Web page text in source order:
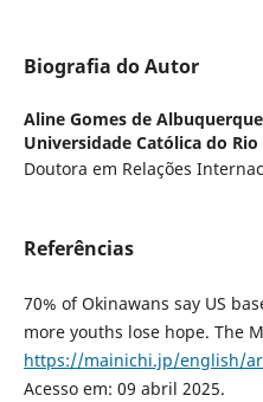
Biografia do Autor
Aline Gomes de
Universidade Católica do Rio
Doutora em Relações
Referências
70% of Okinawans say US
more youths lose hope. The
https://mainichi.jp/english/
Acesso em: 09 abril 2025.